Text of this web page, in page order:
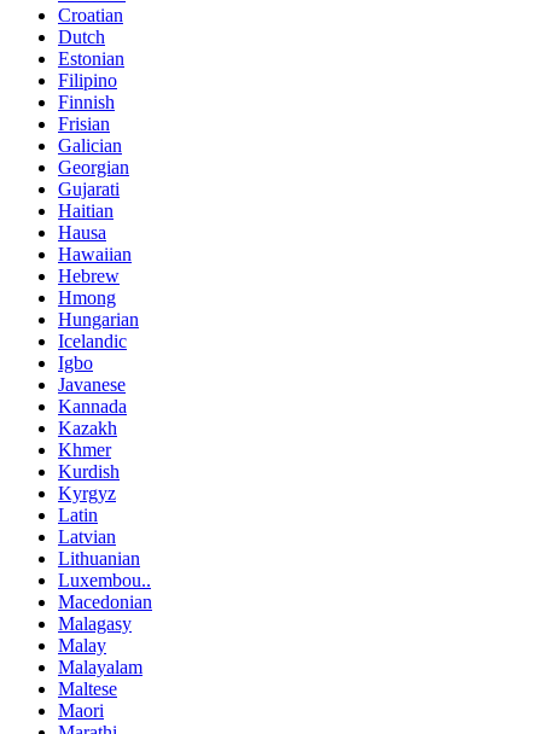
Croatian
Dutch
Estonian
Filipino
Finnish
Frisian
Galician
Georgian
Gujarati
Haitian
Hausa
Hawaiian
Hebrew
Hmong
Hungarian
Icelandic
Igbo
Javanese
Kannada
Kazakh
Khmer
Kurdish
Kyrgyz
Latin
Latvian
Lithuanian
Luxembou..
Macedonian
Malagasy
Malay
Malayalam
Maltese
Maori